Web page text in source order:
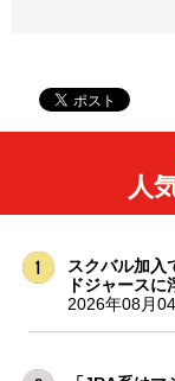
人
スクバル加入
ドジャース
2026年08月